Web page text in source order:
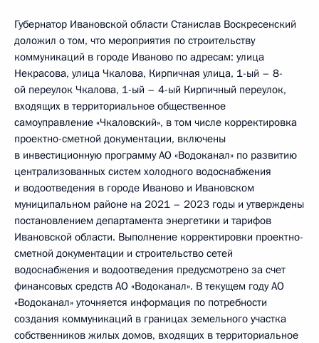
Губернатор Ивановской области Станислав Воскресенский
доложил о том, что мероприятия по строительству
коммуникаций в городе Иваново по адресам: улица
Некрасова, улица Чкалова, Кирпичная улица, 1-ый – 8-
ой переулок Чкалова, 1-ый – 4-ый Кирпичный переулок,
входящих в территориальное общественное
самоуправление «Чкаловский», в том числе корректировка
проектно-сметной документации, включены
в инвестиционную программу АО «Водоканал» по развитию
централизованных систем холодного водоснабжения
и водоотведения в городе Иваново и Ивановском
муниципальном районе на 2021 – 2023 годы и утверждены
постановлением департамента энергетики и тарифов
Ивановской области. Выполнение корректировки проектно-
сметной документации и строительство сетей
водоснабжения и водоотведения предусмотрено за счет
финансовых средств АО «Водоканал». В текущем году АО
«Водоканал» уточняется информация по потребности
создания коммуникаций в границах земельного участка
собственников жилых домов, входящих в территориальное